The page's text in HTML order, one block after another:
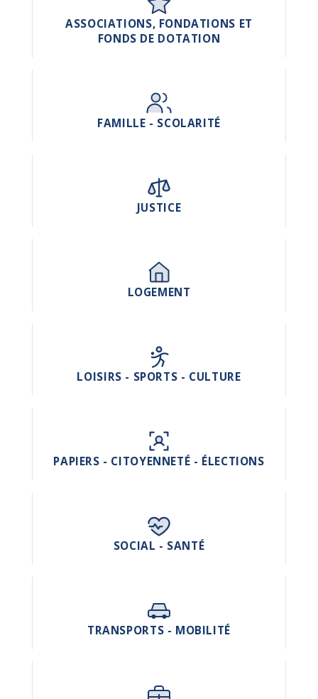
ASSOCIATIONS, FONDATIONS ET
FONDS DE DOTATION
FAMILLE - SCOLARITÉ
JUSTICE
LOGEMENT
LOISIRS - SPORTS - CULTURE
PAPIERS - CITOYENNETÉ - ÉLECTIONS
SOCIAL - SANTÉ
TRANSPORTS - MOBILITÉ